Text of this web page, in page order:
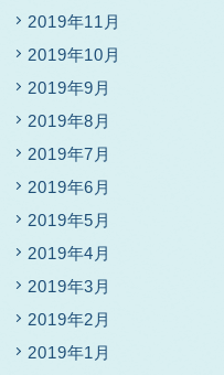
2019年11月
2019年10月
2019年9月
2019年8月
2019年7月
2019年6月
2019年5月
2019年4月
2019年3月
2019年2月
2019年1月